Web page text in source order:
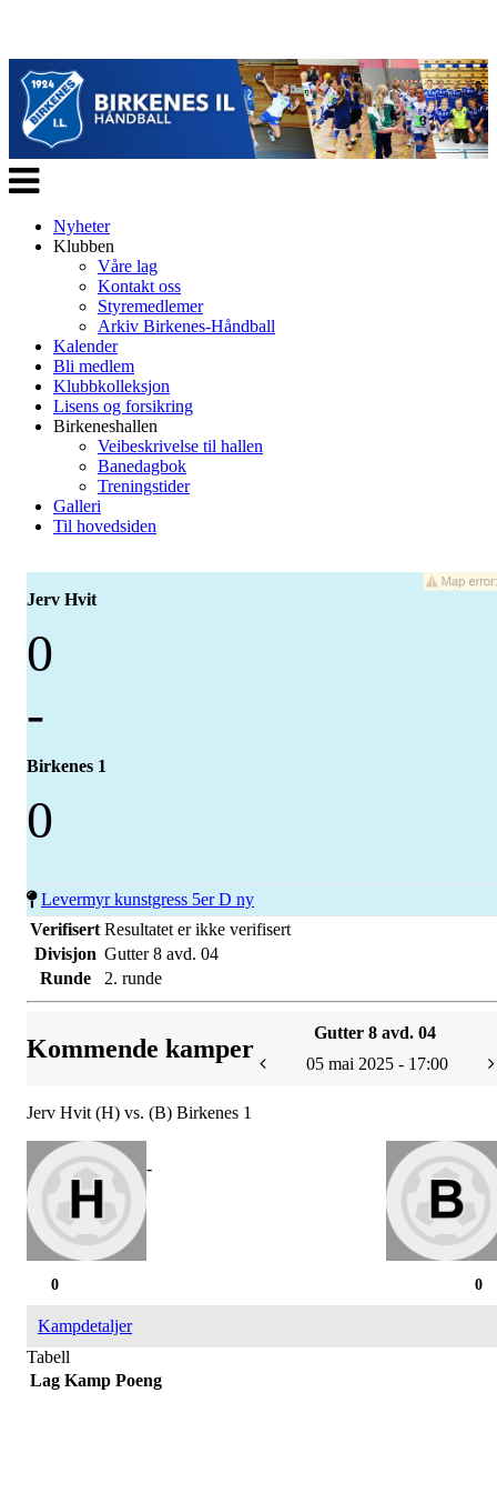
Veksle
navigasjon
Nyheter
Klubben
Våre lag
Kontakt oss
Styremedlemer
Arkiv Birkenes-Håndball
Kalender
Bli medlem
Klubbkolleksjon
Lisens og forsikring
Birkeneshallen
Veibeskrivelse til hallen
Banedagbok
Treningstider
Galleri
Til hovedsiden
Jerv Hvit
0
-
Birkenes 1
0
Levermyr kunstgress 5er D ny
Verifisert Resultatet er ikke verifisert
Divisjon Gutter 8 avd. 04
Runde
2. runde
Kommende kamper
Gutter 8 avd. 04
05 mai 2025 - 17:00
Jerv Hvit (H) vs. (B) Birkenes 1
-
0
0
Kampdetaljer
Tabell
Lag Kamp Poeng